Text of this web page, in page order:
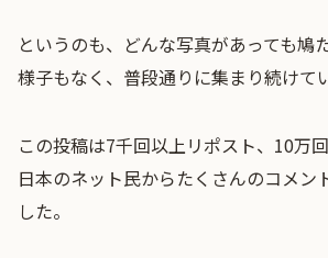
というのも、どんな写真があっても鳩
様子もなく、普段通りに集まり続けて
この投稿は7千回以上リポスト、10万
日本のネット民からたくさんのコメン
した。